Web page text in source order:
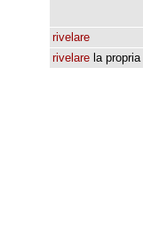
rivelare
rivelare la propria